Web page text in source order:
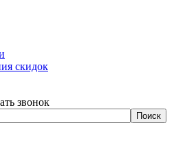
скидок
звонок